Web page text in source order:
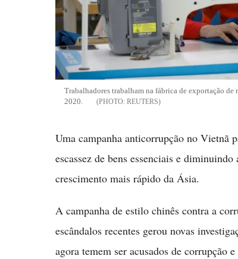
Trabalhadores trabalham na fábrica de exportação
2020.
REUTERS
Uma campanha anticorrupção no Vietnã
escassez de bens essenciais e
crescimento mais rápido da Ásia.
A campanha de estilo chinês contra a
escândalos recentes gerou novas
agora temem ser acusados de corrupção